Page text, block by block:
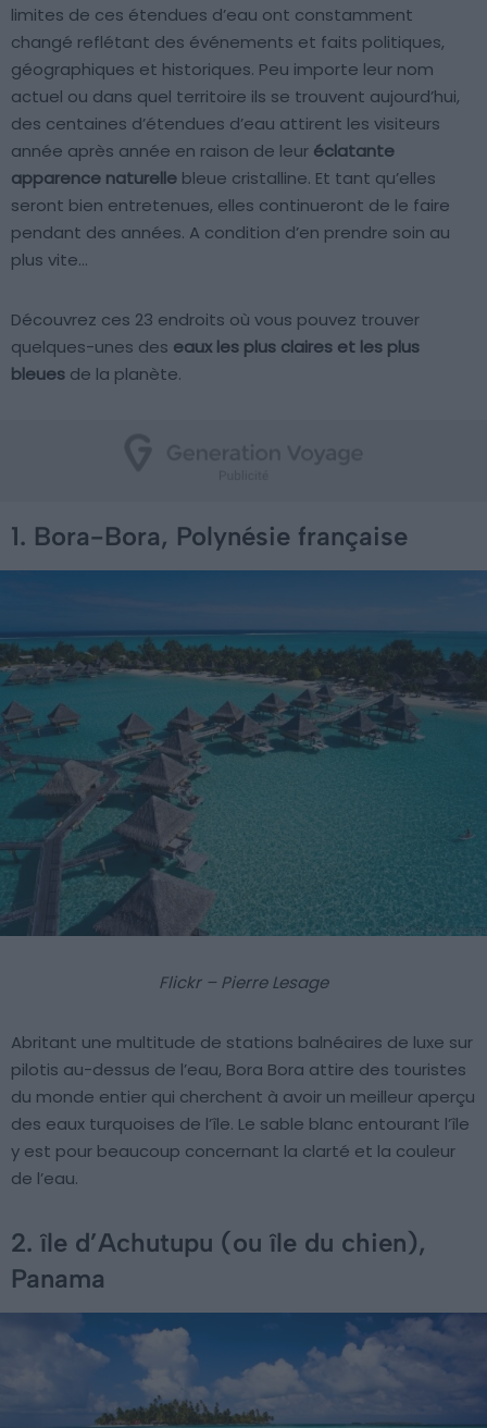
limites de ces étendues d’eau ont constamment
changé reflétant des événements et faits politiques,
géographiques et historiques. Peu importe leur nom
actuel ou dans quel territoire ils se trouvent aujourd’hui,
des centaines d’étendues d’eau attirent les visiteurs
année après année en raison de leur éclatante
apparence naturelle bleue cristalline. Et tant qu’elles
seront bien entretenues, elles continueront de le faire
pendant des années. A condition d’en prendre soin au
plus vite…
Découvrez ces 23 endroits où vous pouvez trouver
quelques-unes des eaux les plus claires et les plus
bleues de la planète.
1. Bora-Bora, Polynésie française
Flickr – Pierre Lesage
Abritant une multitude de stations balnéaires de luxe sur
pilotis au-dessus de l’eau, Bora Bora attire des touristes
du monde entier qui cherchent à avoir un meilleur aperçu
des eaux turquoises de l’île. Le sable blanc entourant l’île
y est pour beaucoup concernant la clarté et la couleur
de l’eau.
2. île d’Achutupu (ou île du chien),
Panama